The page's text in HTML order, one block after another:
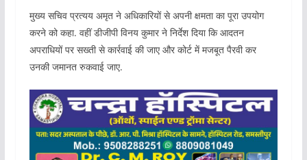
मुख्य सचिव प्रत्यय अमृत ने अधिकारियों से अपनी क्षमता का पूरा उपयोग
करने को कहा. वहीं डीजीपी विनय कुमार ने निर्देश दिया कि आदतन
अपराधियों पर सख्ती से कार्रवाई की जाए और कोर्ट में मजबूत पैरवी कर
उनकी जमानत रुकवाई जाए.